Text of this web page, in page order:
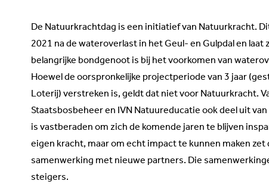
De Natuurkrachtdag is een initiatief van Natuurkracht.
2021 na de wateroverlast in het Geul- en Gulpdal en laat
belangrijke bondgenoot is bij het voorkomen van
Hoewel de oorspronkelijke projectperiode van 3 jaar
Loterij) verstreken is, geldt dat niet voor Natuurkracht.
Staatsbosbeheer en IVN Natuureducatie ook deel uit
is vastberaden om zich de komende jaren te blijven
eigen kracht, maar om echt impact te kunnen maken zet
samenwerking met nieuwe partners. Die
steigers.